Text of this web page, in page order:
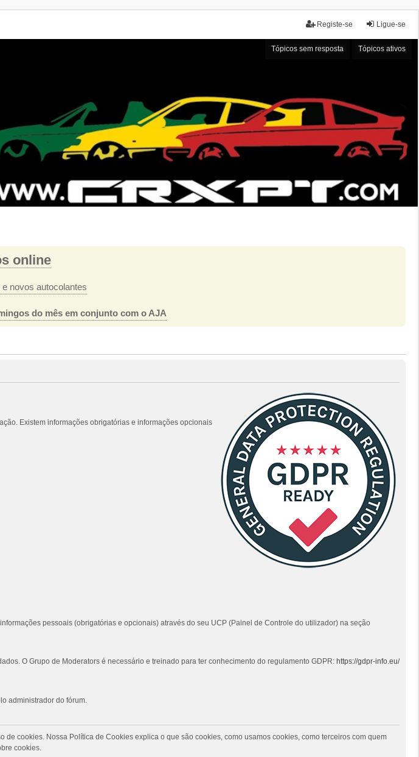
Ligue-se
Registe-se
Tópicos sem resposta Tópicos ativos
online
e novos autocolantes
do mês em conjunto com o AJA
Existem informações obrigatórias e informações opcionais
pessoais (obrigatórias e opcionais) através do seu UCP (Painel de Controle do utilizador) na seção
O Grupo de Moderators é necessário e treinado para ter conhecimento do regulamento GDPR: https://gdpr-info.eu/
administrador do fórum.
cookies. Nossa Política de Cookies explica o que são cookies, como usamos cookies, como terceiros com quem
cookies.